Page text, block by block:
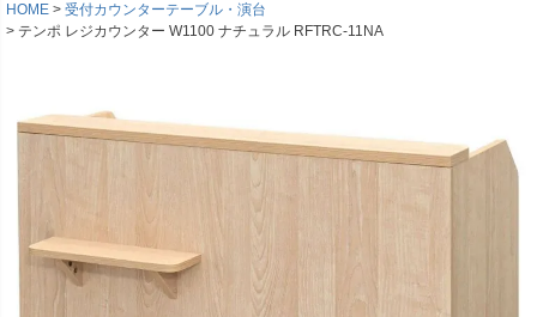
HOME
受付カウンターテーブル・演台
テンポ レジカウンター W1100 ナチュラル RFTRC-11NA